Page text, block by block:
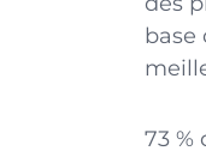
base
73 %